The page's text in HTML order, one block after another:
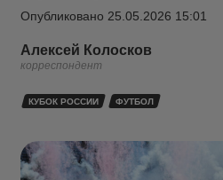
Опубликовано 25.05.2026 15:01
Алексей Колосков
корреспондент
КУБОК РОССИИ ФУТБОЛ